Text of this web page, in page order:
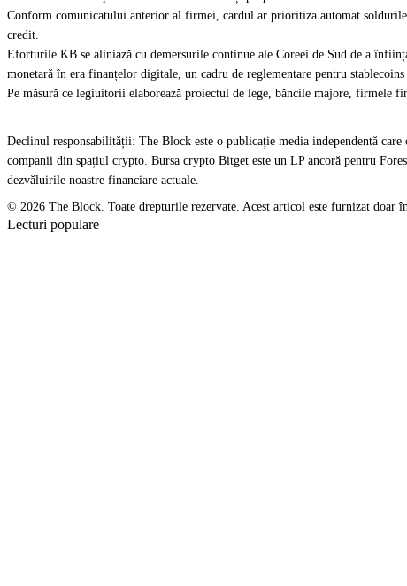
Conform comunicatului anterior al firmei, cardul ar prioritiza automat
credit.
Eforturile KB se aliniază cu demersurile continue ale Coreei de Sud de a
monetară în era finanțelor digitale, un cadru de reglementare pentru
Pe măsură ce legiuitorii elaborează proiectul de lege, băncile majore, firmele
Declinul responsabilității: The Block este o publicație media independentă
companii din spațiul crypto. Bursa crypto Bitget este un LP ancoră pentru
dezvăluirile noastre financiare actuale.
© 2026 The Block. Toate drepturile rezervate. Acest articol este furnizat
Lecturi populare